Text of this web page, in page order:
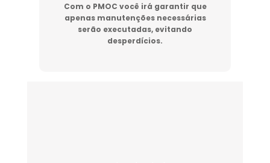
Com o PMOC você irá garantir que
apenas manutenções necessárias
serão executadas, evitando
desperdícios.